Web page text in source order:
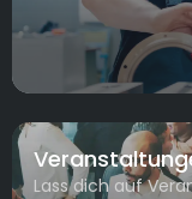
Lass dich auf